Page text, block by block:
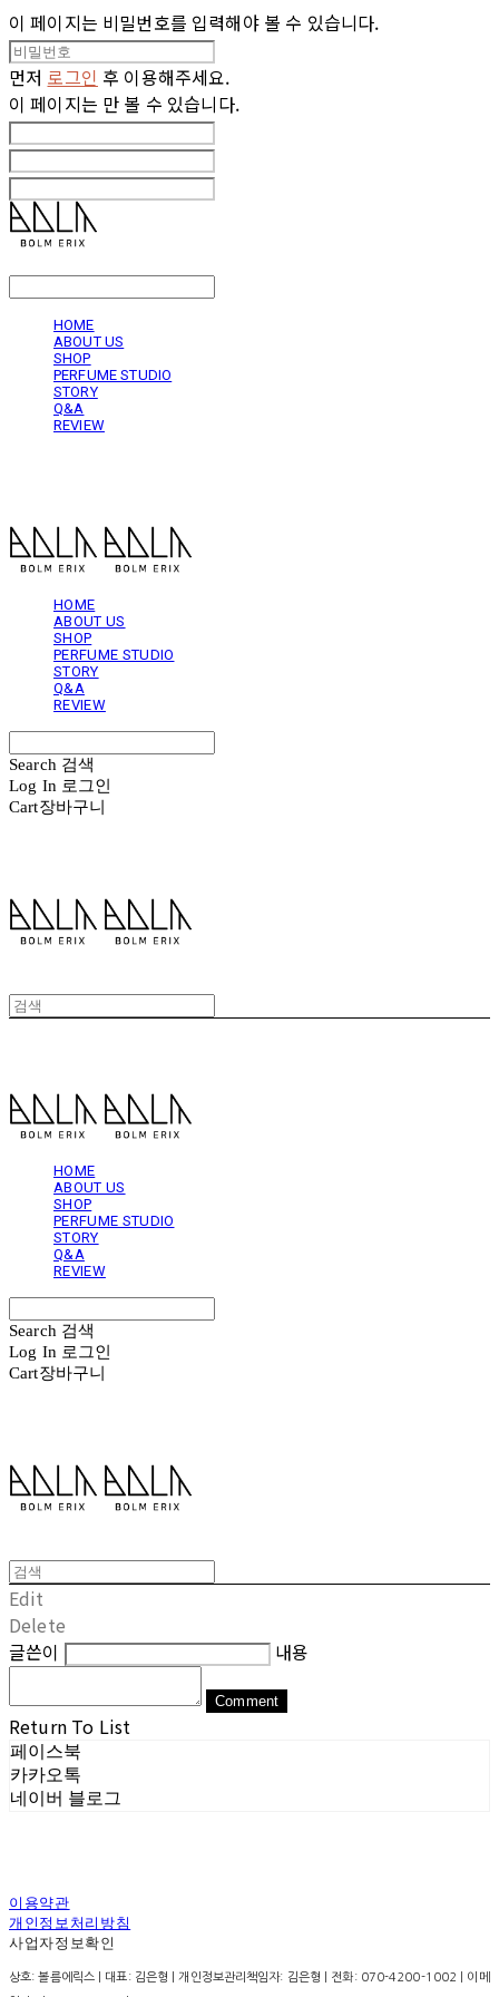
이 페이지는 비밀번호를 입력해야 볼 수 있습니다.
먼저 로그인 후 이용해주세요.
이 페이지는 만 볼 수 있습니다.
HOME
ABOUT US
SHOP
PERFUME STUDIO
STORY
Q&A
REVIEW
HOME
ABOUT US
SHOP
PERFUME STUDIO
STORY
Q&A
REVIEW
Search 검색
Log In 로그인
Cart장바구니
HOME
ABOUT US
SHOP
PERFUME STUDIO
STORY
Q&A
REVIEW
Search 검색
Log In 로그인
Cart장바구니
Edit
Delete
글쓴이
내용
Comment
Return To List
페이스북
카카오톡
네이버 블로그
이용약관
개인정보처리방침
사업자정보확인
상호: 볼름에릭스 | 대표: 김은형 | 개인정보관리책임자: 김은형 | 전화: 070-4200-1002 | 이메